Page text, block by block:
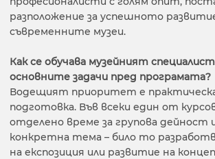
разположение за успешното
съвременните музеи.
Как се обучава музейният
основните задачи пред програмата?
Водещият приоритет е
подготовка. Във всеки един от
отделено време за групова дейност
конкретна тема – било то
на експозиция или развитие на